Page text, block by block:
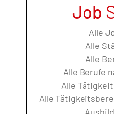
Job
Alle
Alle
Alle
Alle Berufe
Alle
Alle